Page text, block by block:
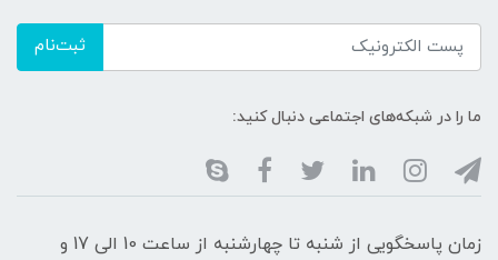
ثبت‌نام
ما را در شبکه‌های اجتماعی دنبال کنید:
زمان پاسخگویی از شنبه تا چهارشنبه از ساعت 10 الی 17 و